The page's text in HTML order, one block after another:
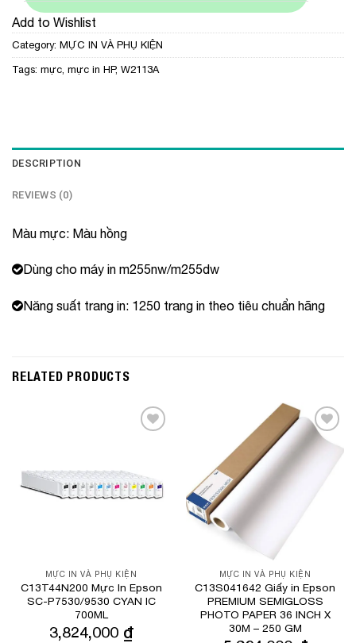
Add to Wishlist
Category: MỰC IN VÀ PHỤ KIỆN
Tags: mực mực in HP, W2113A
DESCRIPTION
REVIEWS (0)
Màu mực: Màu hồng
Dùng cho máy in m255nw/m255dw
Năng suất trang in: 1250 trang in theo tiêu chuẩn hãng
RELATED PRODUCTS
MỰC IN VÀ PHỤ KIỆN
C13T44N200 Mực In Epson
SC-P7530/9530 CYAN IC
700ML
3,824,000 ₫
Add to
MỰC IN VÀ PHỤ KIỆN
C13S041642 Giấy in Epson
PREMIUM SEMIGLOSS
PHOTO PAPER 36 INCH X
30M – 250 GM